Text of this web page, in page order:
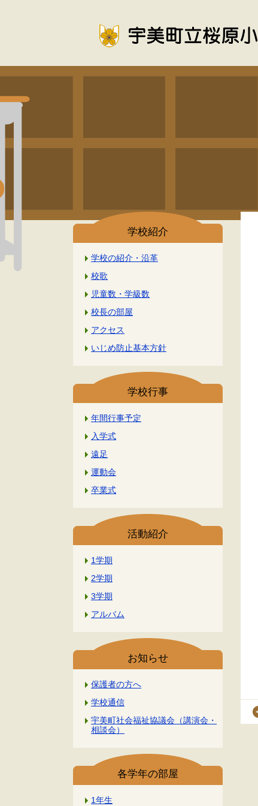
学校紹介
学校の紹介・沿革
校歌
児童数・学級数
校長の部屋
アクセス
いじめ防止基本方針
学校行事
年間行事予定
入学式
遠足
運動会
卒業式
活動紹介
1学期
2学期
3学期
アルバム
お知らせ
保護者の方へ
学校通信
宇美町社会福祉協議会（講演会・
相談会）
各学年の部屋
1年生